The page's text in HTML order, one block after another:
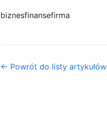
biznesfinansefirma
← Powrót do listy artykułów